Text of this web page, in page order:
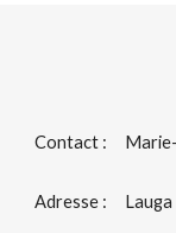
Contact :
Adresse :     Lauga